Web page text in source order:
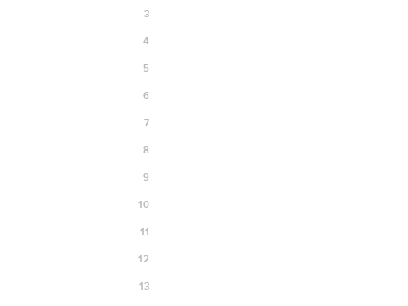
3
4
5
6
7
8
9
10
11
12
13